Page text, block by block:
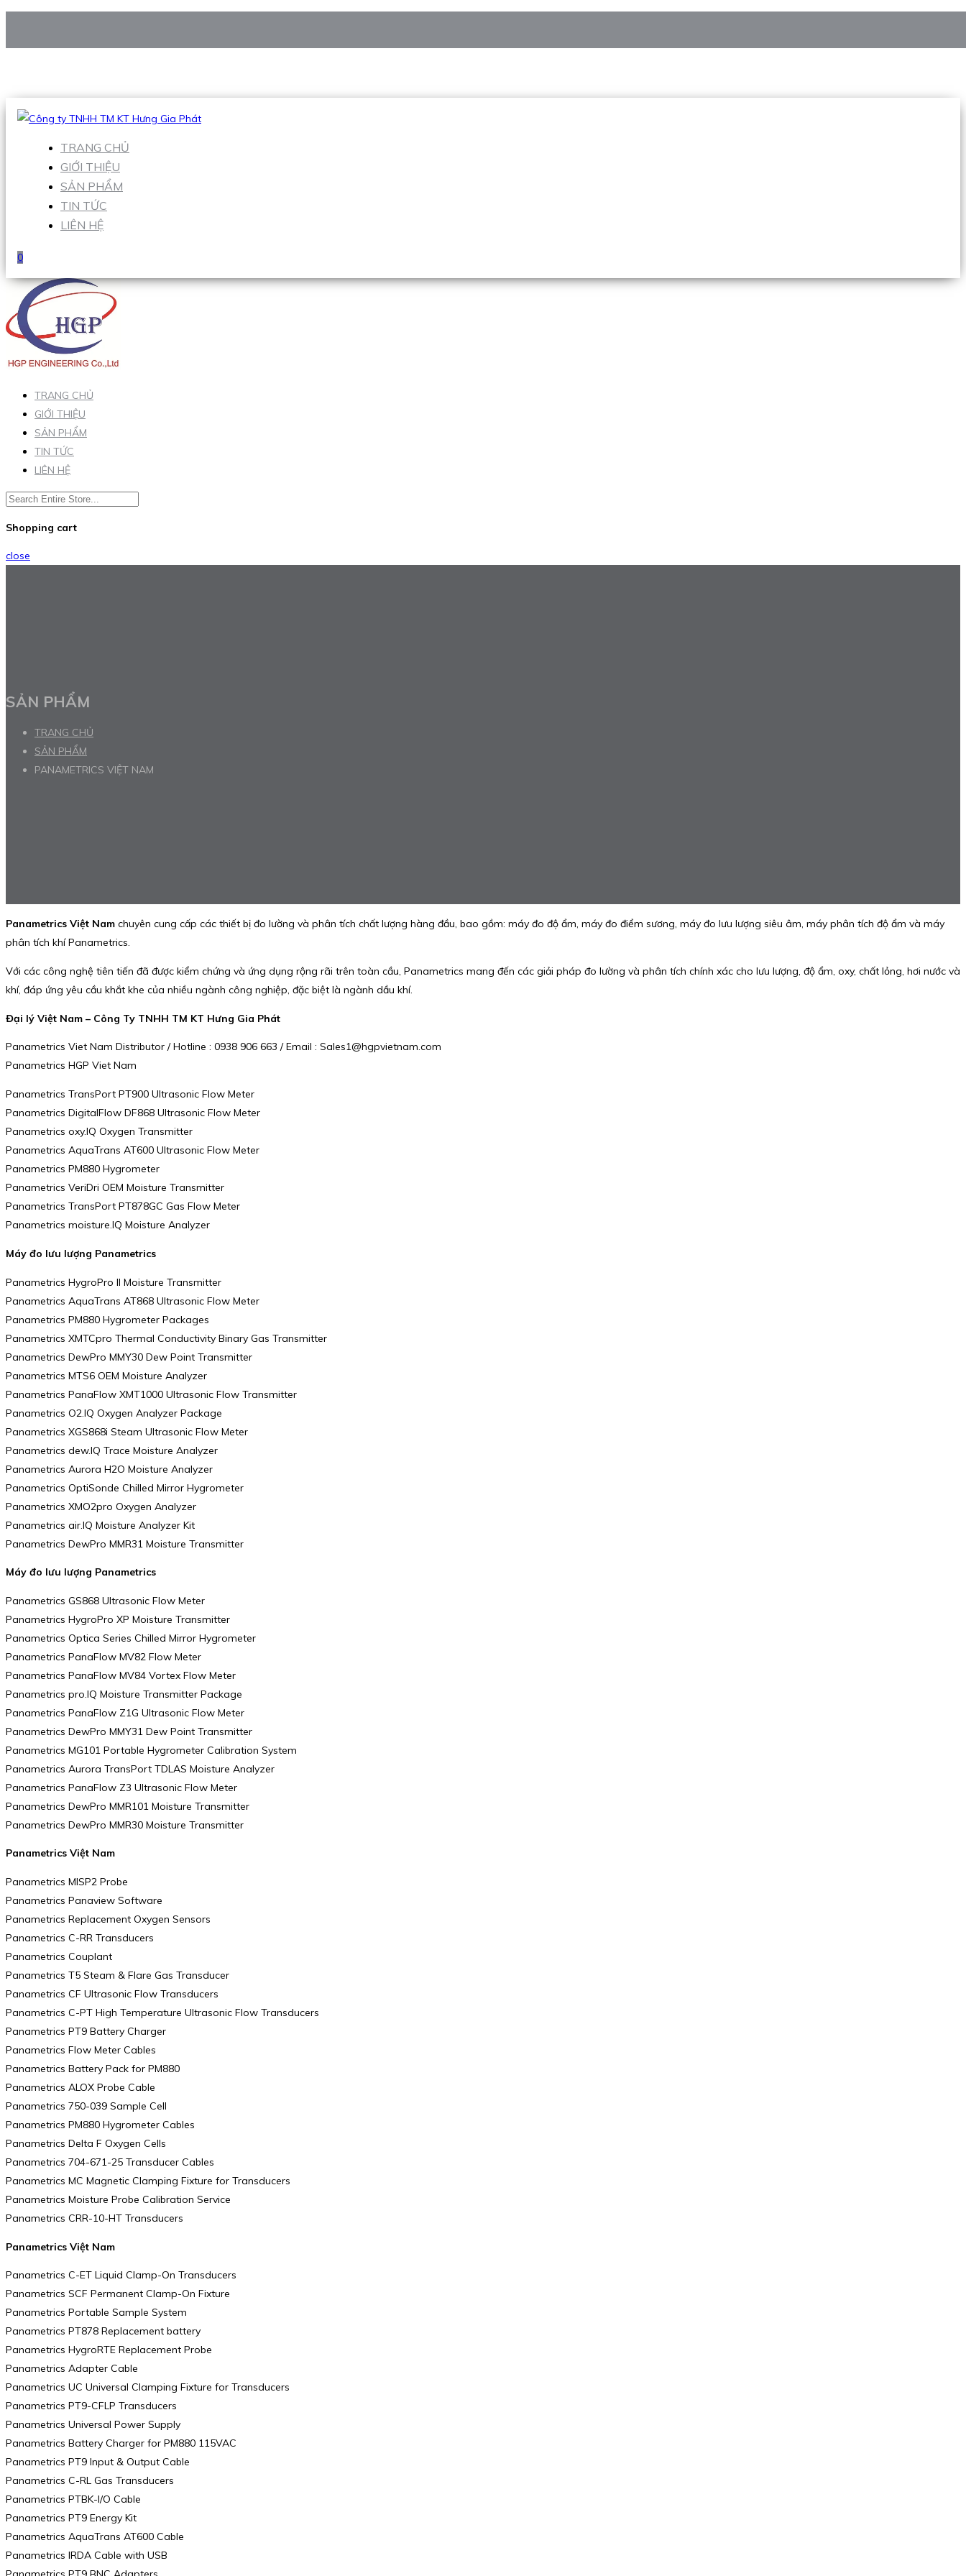
Hotline:0938 906 663
TRANG CHỦ
GIỚI THIỆU
SẢN PHẨM
TIN TỨC
LIÊN HỆ
0
TRANG CHỦ
GIỚI THIỆU
SẢN PHẨM
TIN TỨC
LIÊN HỆ
Shopping cart
close
SẢN PHẨM
TRANG CHỦ
SẢN PHẨM
PANAMETRICS VIỆT NAM
Panametrics Việt Nam chuyên cung cấp các thiết bị đo lường và phân tích chất lượng hàng đầu, bao gồm: máy đo độ ẩm, máy đo điểm sương, máy đo lưu lượng siêu âm, máy phân tích độ ẩm và máy
phân tích khí Panametrics.
Với các công nghệ tiên tiến đã được kiểm chứng và ứng dụng rộng rãi trên toàn cầu, Panametrics mang đến các giải pháp đo lường và phân tích chính xác cho lưu lượng, độ ẩm, oxy, chất lỏng, hơi nước và
khí, đáp ứng yêu cầu khắt khe của nhiều ngành công nghiệp, đặc biệt là ngành dầu khí.
Đại lý Việt Nam – Công Ty TNHH TM KT Hưng Gia Phát
Panametrics Viet Nam Distributor / Hotline : 0938 906 663 / Email : Sales1@hgpvietnam.com
Panametrics HGP Viet Nam
Panametrics TransPort PT900 Ultrasonic Flow Meter
Panametrics DigitalFlow DF868 Ultrasonic Flow Meter
Panametrics oxy.IQ Oxygen Transmitter
Panametrics AquaTrans AT600 Ultrasonic Flow Meter
Panametrics PM880 Hygrometer
Panametrics VeriDri OEM Moisture Transmitter
Panametrics TransPort PT878GC Gas Flow Meter
Panametrics moisture.IQ Moisture Analyzer
Máy đo lưu lượng Panametrics
Panametrics HygroPro II Moisture Transmitter
Panametrics AquaTrans AT868 Ultrasonic Flow Meter
Panametrics PM880 Hygrometer Packages
Panametrics XMTCpro Thermal Conductivity Binary Gas Transmitter
Panametrics DewPro MMY30 Dew Point Transmitter
Panametrics MTS6 OEM Moisture Analyzer
Panametrics PanaFlow XMT1000 Ultrasonic Flow Transmitter
Panametrics O2.IQ Oxygen Analyzer Package
Panametrics XGS868i Steam Ultrasonic Flow Meter
Panametrics dew.IQ Trace Moisture Analyzer
Panametrics Aurora H2O Moisture Analyzer
Panametrics OptiSonde Chilled Mirror Hygrometer
Panametrics XMO2pro Oxygen Analyzer
Panametrics air.IQ Moisture Analyzer Kit
Panametrics DewPro MMR31 Moisture Transmitter
Máy đo lưu lượng Panametrics
Panametrics GS868 Ultrasonic Flow Meter
Panametrics HygroPro XP Moisture Transmitter
Panametrics Optica Series Chilled Mirror Hygrometer
Panametrics PanaFlow MV82 Flow Meter
Panametrics PanaFlow MV84 Vortex Flow Meter
Panametrics pro.IQ Moisture Transmitter Package
Panametrics PanaFlow Z1G Ultrasonic Flow Meter
Panametrics DewPro MMY31 Dew Point Transmitter
Panametrics MG101 Portable Hygrometer Calibration System
Panametrics Aurora TransPort TDLAS Moisture Analyzer
Panametrics PanaFlow Z3 Ultrasonic Flow Meter
Panametrics DewPro MMR101 Moisture Transmitter
Panametrics DewPro MMR30 Moisture Transmitter
Panametrics Việt Nam
Panametrics MISP2 Probe
Panametrics Panaview Software
Panametrics Replacement Oxygen Sensors
Panametrics C-RR Transducers
Panametrics Couplant
Panametrics T5 Steam & Flare Gas Transducer
Panametrics CF Ultrasonic Flow Transducers
Panametrics C-PT High Temperature Ultrasonic Flow Transducers
Panametrics PT9 Battery Charger
Panametrics Flow Meter Cables
Panametrics Battery Pack for PM880
Panametrics ALOX Probe Cable
Panametrics 750-039 Sample Cell
Panametrics PM880 Hygrometer Cables
Panametrics Delta F Oxygen Cells
Panametrics 704-671-25 Transducer Cables
Panametrics MC Magnetic Clamping Fixture for Transducers
Panametrics Moisture Probe Calibration Service
Panametrics CRR-10-HT Transducers
Panametrics Việt Nam
Panametrics C-ET Liquid Clamp-On Transducers
Panametrics SCF Permanent Clamp-On Fixture
Panametrics Portable Sample System
Panametrics PT878 Replacement battery
Panametrics HygroRTE Replacement Probe
Panametrics Adapter Cable
Panametrics UC Universal Clamping Fixture for Transducers
Panametrics PT9-CFLP Transducers
Panametrics Universal Power Supply
Panametrics Battery Charger for PM880 115VAC
Panametrics PT9 Input & Output Cable
Panametrics C-RL Gas Transducers
Panametrics PTBK-I/O Cable
Panametrics PT9 Energy Kit
Panametrics AquaTrans AT600 Cable
Panametrics IRDA Cable with USB